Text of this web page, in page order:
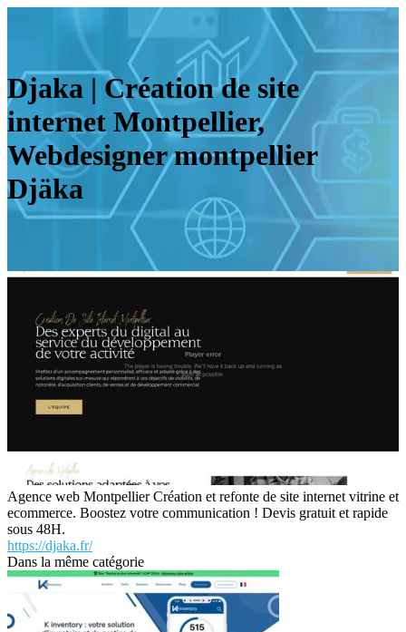
Djaka | Création de site
internet Montpellier,
Webdesigner montpellier
Djäka
Agence web Montpellier Création et refonte de site internet vitrine et
ecommerce. Boostez votre communication ! Devis gratuit et rapide
sous 48H.
https://djaka.fr/
Dans la même catégorie